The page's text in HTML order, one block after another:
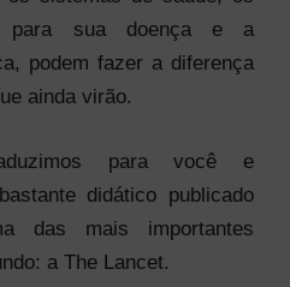
para sua doença e a
podem fazer a diferença
ainda virão.
para você e
didático publicado
das mais importantes
a The Lancet.